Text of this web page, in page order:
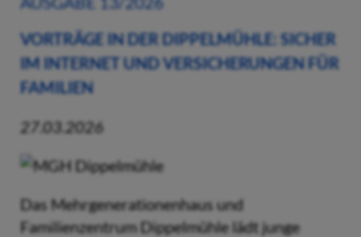
VORTRÄGE IN DER DIPPELMÜHLE: SICHER
IM INTERNET UND VERSICHERUNGEN FÜR
FAMILIEN
27.03.2026
Das Mehrgenerationenhaus und
Familienzentrum Dippelmühle lädt junge